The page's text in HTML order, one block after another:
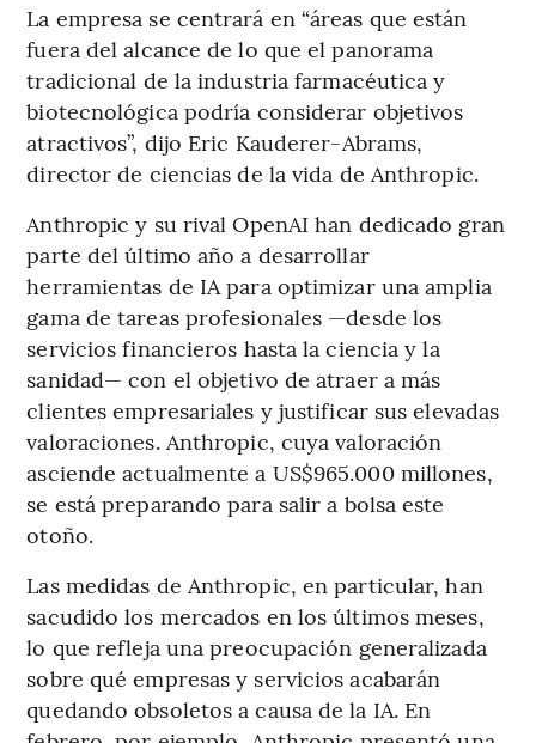
La empresa se centrará en “áreas que están
fuera del alcance de lo que el panorama
tradicional de la industria farmacéutica y
biotecnológica podría considerar objetivos
atractivos”, dijo Eric Kauderer-Abrams,
director de ciencias de la vida de Anthropic.
Anthropic y su rival OpenAI han dedicado gran
parte del último año a desarrollar
herramientas de IA para optimizar una amplia
gama de tareas profesionales —desde los
servicios financieros hasta la ciencia y la
sanidad— con el objetivo de atraer a más
clientes empresariales y justificar sus elevadas
valoraciones. Anthropic, cuya valoración
asciende actualmente a US$965.000 millones,
se está preparando para salir a bolsa este
otoño.
Las medidas de Anthropic, en particular, han
sacudido los mercados en los últimos meses,
lo que refleja una preocupación generalizada
sobre qué empresas y servicios acabarán
quedando obsoletos a causa de la IA. En